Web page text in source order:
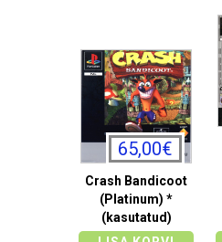
65,00€
Crash Bandicoot
(Platinum) *
(kasutatud)